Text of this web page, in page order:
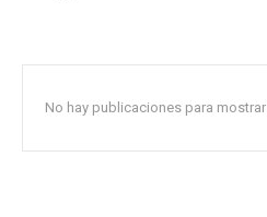
No hay publicaciones para mostrar